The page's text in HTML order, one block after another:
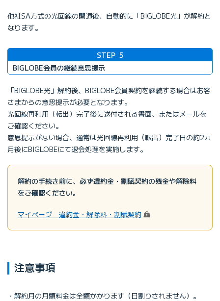
他社SA方式の光回線の開通後、自動的に「BIGLOBE光」が解約と
なります。
STEP 5
BIGLOBE会員の継続意思提示
「BIGLOBE光」解約後、BIGLOBE会員契約を継続する場合はお客
さまからの意思提示が必要となります。
光回線再利用（転出）完了後に送付される書面、またはメールを
ご確認ください。
意思提示がない場合、通常は光回線再利用（転出）完了日の約2カ
月後にBIGLOBEにて退会処理を実施します。
解約の手続き前に、必ず違約金・割賦契約の残金や解除料
をご確認ください。
マイページ 違約金・解除料・割賦契約（ログイン）
注意事項
解約月の月額料金は全額かかります（日割りされません）。